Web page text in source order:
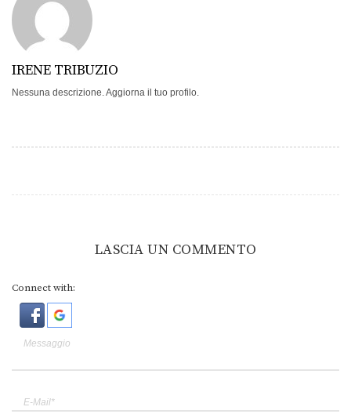
IRENE TRIBUZIO
Nessuna descrizione. Aggiorna il tuo profilo.
LASCIA UN COMMENTO
Connect with: